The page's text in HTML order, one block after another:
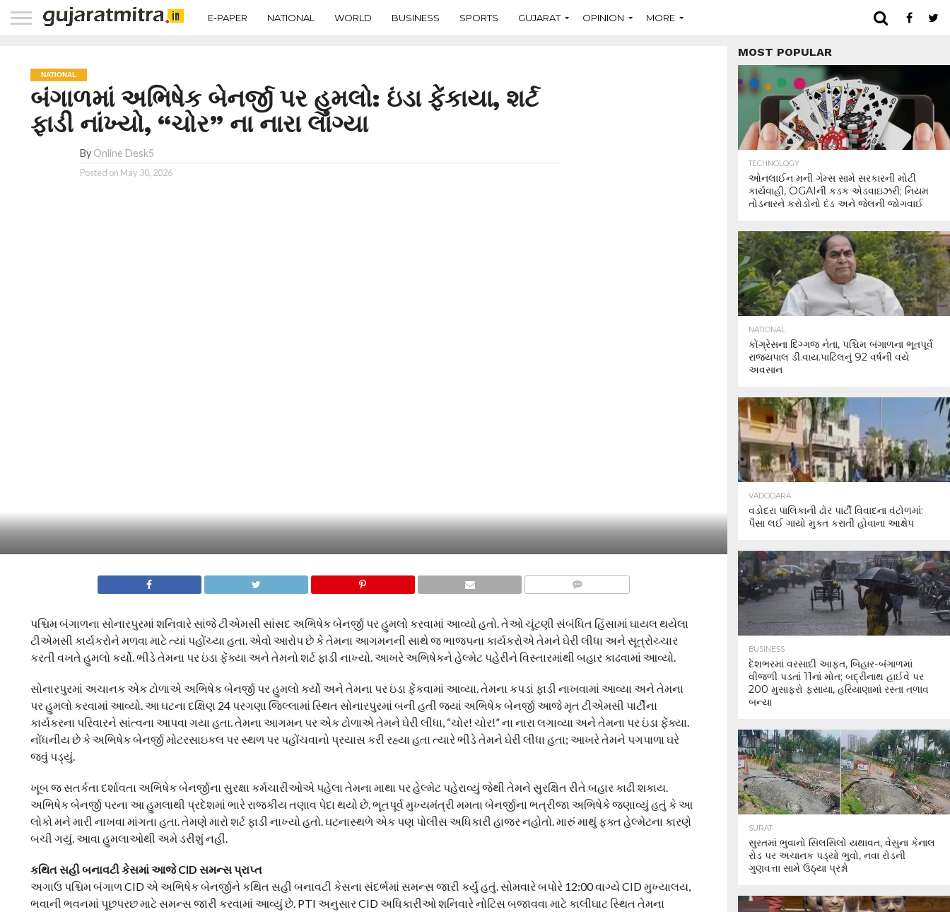
E-PAPER NATIONAL WORLD BUSINESS SPORTS GUJARAT OPINION MORE
NATIONAL
બંગાળમાં અભિષેક બેનર્જી પર હુમલો: ઇંડા ફેંકાયા, શર્ટ
ફાડી નાંખ્યો, “ચોર” ના નારા લાગ્યા
By Online Desk5
Posted on May 30, 2026
પશ્ચિમ બંગાળના સોનારપુરમાં શનિવારે સાંજે ટીએમસી સાંસદ અભિષેક બેનર્જી પર હુમલો કરવામાં આવ્યો હતો. તેઓ ચૂંટણી સંબંધિત હિંસામાં ઘાયલ થયેલા
ટીએમસી કાર્યકરોને મળવા માટે ત્યાં પહોંચ્યા હતા. એવો આરોપ છે કે તેમના આગમનની સાથે જ ભાજપના કાર્યકરોએ તેમને ઘેરી લીધા અને સૂત્રોચ્ચાર
કરતી વખતે હુમલો કર્યો. ભીડે તેમના પર ઇંડા ફેંક્યા અને તેમનો શર્ટ ફાડી નાખ્યો. આખરે અભિષેકને હેલ્મેટ પહેરીને વિસ્તારમાંથી બહાર કાઢવામાં આવ્યો.
સોનારપુરમાં અચાનક એક ટોળાએ અભિષેક બેનર્જી પર હુમલો કર્યો અને તેમના પર ઇંડા ફેંકવામાં આવ્યા. તેમના કપડાં ફાડી નાખવામાં આવ્યા અને તેમના
પર હુમલો કરવામાં આવ્યો. આ ઘટના દક્ષિણ 24 પરગણા જિલ્લામાં સ્થિત સોનારપુરમાં બની હતી જ્યાં અભિષેક બેનર્જી આજે મૃત ટીએમસી પાર્ટીના
કાર્યકરના પરિવારને સાંત્વના આપવા ગયા હતા. તેમના આગમન પર એક ટોળાએ તેમને ઘેરી લીધા, “ચોર! ચોર!” ના નારા લગાવ્યા અને તેમના પર ઇંડા ફેંક્યા.
નોંધનીય છે કે અભિષેક બેનર્જી મોટરસાઇકલ પર સ્થળ પર પહોંચવાનો પ્રયાસ કરી રહ્યા હતા ત્યારે ભીડે તેમને ઘેરી લીધા હતા; આખરે તેમને પગપાળા ઘરે
જવું પડ્યું.
ખૂબ જ સતર્કતા દર્શાવતા અભિષેક બેનર્જીના સુરક્ષા કર્મચારીઓએ પહેલા તેમના માથા પર હેલ્મેટ પહેરાવ્યું જેથી તેમને સુરક્ષિત રીતે બહાર કાઢી શકાય.
અભિષેક બેનર્જી પરના આ હુમલાથી પ્રદેશમાં ભારે રાજકીય તણાવ પેદા થયો છે. ભૂતપૂર્વ મુખ્યમંત્રી મમતા બેનર્જીના ભત્રીજા અભિષેકે જણાવ્યું હતું કે આ
લોકો મને મારી નાખવા માંગતા હતા. તેમણે મારો શર્ટ ફાડી નાખ્યો હતો. ઘટનાસ્થળે એક પણ પોલીસ અધિકારી હાજર નહોતો. મારું માથું ફક્ત હેલ્મેટના કારણે
બચી ગયું. આવા હુમલાઓથી અમે ડરીશું નહીં.
કથિત સહી બનાવટી કેસમાં આજે CID સમન્સ પ્રાપ્ત
અગાઉ પશ્ચિમ બંગાળ CID એ અભિષેક બેનર્જીને કથિત સહી બનાવટી કેસના સંદર્ભમાં સમન્સ જારી કર્યું હતું. સોમવારે બપોરે 12:00 વાગ્યે CID મુખ્યાલય,
ભવાની ભવનમાં પૂછપરછ માટે સમન્સ જારી કરવામાં આવ્યું છે. PTI અનુસાર CID અધિકારીઓ શનિવારે નોટિસ બજાવવા માટે કાલીઘાટ સ્થિત તેમના
MOST POPULAR
TECHNOLOGY
ઓનલાઈન મની ગેમ્સ સામે સરકારની મોટી
કાર્યવાહી, OGAIની કડક એડવાઇઝરી; નિયમ
તોડનારને કરોડોનો દંડ અને જેલની જોગવાઈ
NATIONAL
કોંગ્રેસના દિગ્ગજ નેતા, પશ્ચિમ બંગાળના ભૂતપૂર્વ
રાજ્યપાલ ડી.વાય.પાટિલનું 92 વર્ષની વયે
અવસાન
VADODARA
વડોદરા પાલિકાની ઢોર પાર્ટી વિવાદના વંટોળમાં:
પૈસા લઈ ગાયો મુક્ત કરાતી હોવાના આક્ષેપ
BUSINESS
દેશભરમાં વરસાદી આફત, બિહાર-બંગાળમાં
વીજળી પડતાં 11નાં મોત; બદ્રીનાથ હાઈવે પર
200 મુસાફરો ફસાયા, હરિયાણામાં રસ્તા તળાવ
બન્યા
SURAT
સુરતમાં ભુવાનો સિલસિલો યથાવત, વેસુના કેનાલ
રોડ પર અચાનક પડ્યો ભુવો, નવા રોડની
ગુણવત્તા સામે ઉઠ્યા પ્રશ્નો